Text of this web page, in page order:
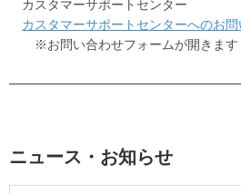
カスタマーサポートセンター
カスタマーサポートセンターへのお
※お問い合わせフォームが開きます
ニュース・お知らせ